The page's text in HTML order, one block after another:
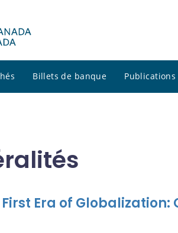
Billets de banque Publications
Era of Globalization: